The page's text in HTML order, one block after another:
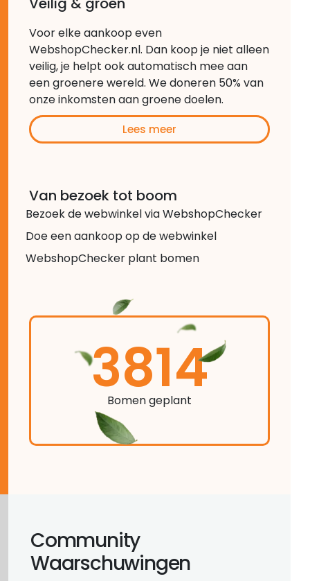
Voor elke aankoop even
WebshopChecker.nl. Dan koop je niet alleen
veilig, je helpt ook automatisch mee aan
een groenere wereld. We doneren 50% van
onze inkomsten aan groene doelen.
Lees meer
Van bezoek tot boom
Bezoek de webwinkel via WebshopChecker
Doe een aankoop op de webwinkel
WebshopChecker plant bomen
3814
Bomen geplant
Community
Waarschuwingen